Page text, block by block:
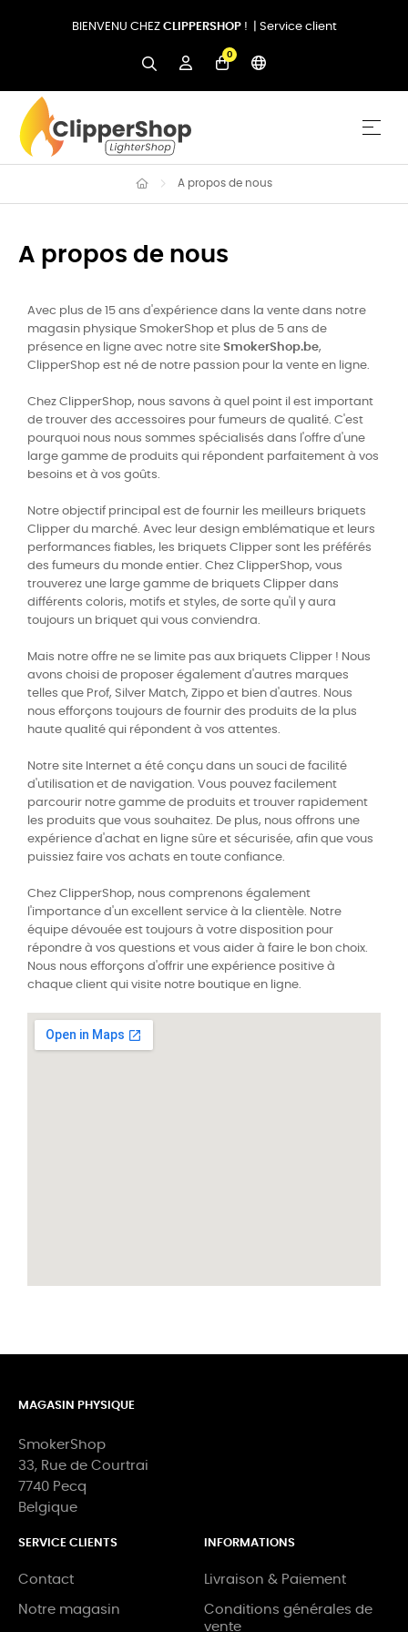
BIENVENU CHEZ CLIPPERSHOP! | Service client
0
☰
A propos de nous
A propos de nous
Avec plus de 15 ans d'expérience dans la vente dans notre
magasin physique SmokerShop et plus de 5 ans de
présence en ligne avec notre site SmokerShop.be,
ClipperShop est né de notre passion pour la vente en ligne.
Chez ClipperShop, nous savons à quel point il est important
de trouver des accessoires pour fumeurs de qualité. C'est
pourquoi nous nous sommes spécialisés dans l'offre d'une
large gamme de produits qui répondent parfaitement à vos
besoins et à vos goûts.
Notre objectif principal est de fournir les meilleurs briquets
Clipper du marché. Avec leur design emblématique et leurs
performances fiables, les briquets Clipper sont les préférés
des fumeurs du monde entier. Chez ClipperShop, vous
trouverez une large gamme de briquets Clipper dans
différents coloris, motifs et styles, de sorte qu'il y aura
toujours un briquet qui vous conviendra.
Mais notre offre ne se limite pas aux briquets Clipper ! Nous
avons choisi de proposer également d'autres marques
telles que Prof, Silver Match, Zippo et bien d'autres. Nous
nous efforçons toujours de fournir des produits de la plus
haute qualité qui répondent à vos attentes.
Notre site Internet a été conçu dans un souci de facilité
d'utilisation et de navigation. Vous pouvez facilement
parcourir notre gamme de produits et trouver rapidement
les produits que vous souhaitez. De plus, nous offrons une
expérience d'achat en ligne sûre et sécurisée, afin que vous
puissiez faire vos achats en toute confiance.
Chez ClipperShop, nous comprenons également
l'importance d'un excellent service à la clientèle. Notre
équipe dévouée est toujours à votre disposition pour
répondre à vos questions et vous aider à faire le bon choix.
Nous nous efforçons d'offrir une expérience positive à
chaque client qui visite notre boutique en ligne.
MAGASIN PHYSIQUE
SmokerShop
33, Rue de Courtrai
7740 Pecq
Belgique
SERVICE CLIENTS
Contact
Notre magasin
INFORMATIONS
Livraison & Paiement
Conditions générales de
vente